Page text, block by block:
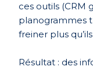
ces outils (CRM
planogrammes
freiner plus
Résultat : des